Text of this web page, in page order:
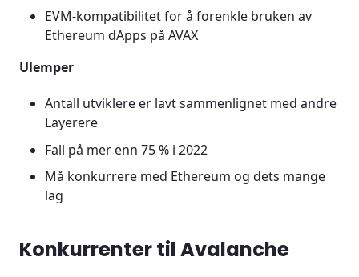
EVM-kompatibilitet for å forenkle bruken av
Ethereum dApps på AVAX
Ulemper
Antall utviklere er lavt sammenlignet med andre
Layerere
Fall på mer enn 75 % i 2022
Må konkurrere med Ethereum og dets mange
lag
Konkurrenter til Avalanche